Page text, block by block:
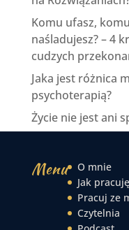
Komu ufasz,
naśladujesz? – 4
cudzych
Jaka jest różnica
psychoterapią?
Życie nie jest ani
Menu
O mnie
Jak pracuję
Pracuj ze
Czytelnia